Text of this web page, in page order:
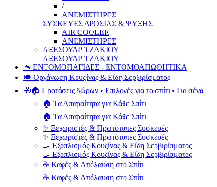
/
ΑΝΕΜΙΣΤΗΡΕΣ
ΣΥΣΚΕΥΕΣ ΔΡΟΣΙΑΣ & ΨΥΞΗΣ
AIR COOLER
ΑΝΕΜΙΣΤΗΡΕΣ
ΑΞΕΣΟΥΑΡ ΤΖΑΚΙΟΥ
ΑΞΕΣΟΥΑΡ ΤΖΑΚΙΟΥ
🦟 ΕΝΤΟΜΟΠΑΓΙΔΕΣ - ΕΝΤΟΜΟΑΠΩΘΗΤΙΚΑ
🍽️ Οργάνωση Κουζίνας & Είδη Σερβιρίσματος
🎁🏠 Προτάσεις δώρων • Επιλογές για το σπίτι • Για σένα
🏠 Τα Απαραίτητα για Κάθε Σπίτι
🏠 Τα Απαραίτητα για Κάθε Σπίτι
✨ Ξεχωριστές & Πρωτότυπες Συσκευές
✨ Ξεχωριστές & Πρωτότυπες Συσκευές
🍳 Εξοπλισμός Κουζίνας & Είδη Σερβιρίσματος
🍳 Εξοπλισμός Κουζίνας & Είδη Σερβιρίσματος
☕ Καφές & Απόλαυση στο Σπίτι
☕ Καφές & Απόλαυση στο Σπίτι